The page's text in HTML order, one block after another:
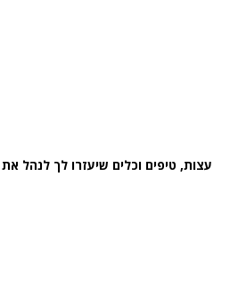
עצות, טיפים וכלים שיעזרו לך לנהל